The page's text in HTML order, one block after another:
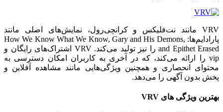
VRV مانند نت‌فلیکس و کرانچی‌رول، نمایش‌های اصلی مانند
پارادایم‌ها: How We Know What We Know, Gary and His Demons,
and Epithet Erased را نیز تولید می‌کند. VRV اشتراک‌های رایگان و
vip را ارائه می‌کند، که در آخری به کاربران امکان دسترسی به
محتوای انحصاری و همچنین ویژگی‌هایی مانند مشاهده آفلاین و
پخش بدون آگهی را می‌دهد.
بهترین ویژگی های VRV